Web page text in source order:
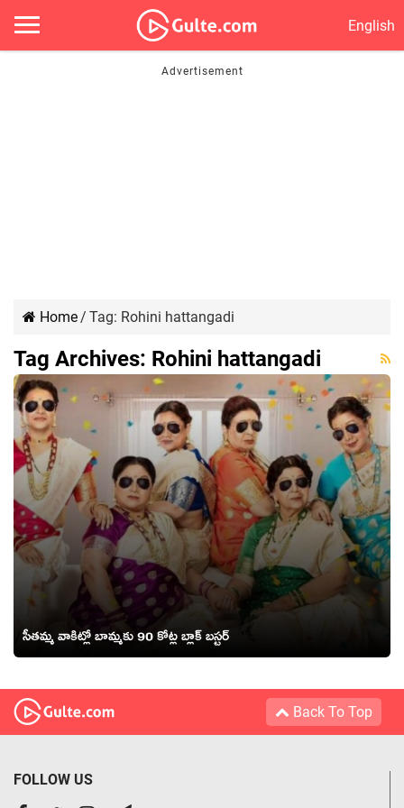
English
Home/ Tag: Rohini hattangadi
Tag Archives: Rohini hattangadi
సీతమ్మ వాకిట్లో బామ్మకు 90 కోట్ల బ్లాక్ బస్టర్
Back To Top
FOLLOW US